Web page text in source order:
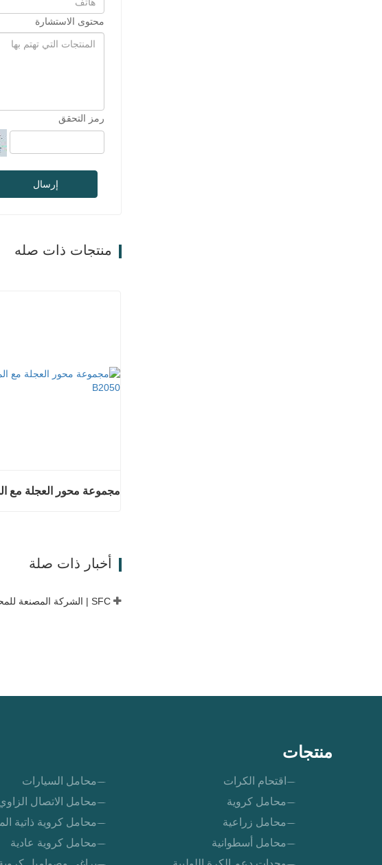
محتوى الاستشارة
رمز التحقق
إرسال
منتجات ذات صله
أخبار ذات صلة
منتجات
محامل السيارات
اقتحام الكرات
محامل الاتصال
محامل كروية
محامل كروية ذاتية
محامل زراعية
محامل كروية عادية
محامل أسطوانية